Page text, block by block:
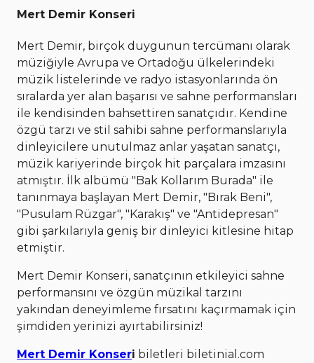
Mert Demir Konseri
Mert Demir, birçok duygunun tercümanı olarak
müziğiyle Avrupa ve Ortadoğu ülkelerindeki
müzik listelerinde ve radyo istasyonlarında ön
sıralarda yer alan başarısı ve sahne performansları
ile kendisinden bahsettiren sanatçıdır. Kendine
özgü tarzı ve stil sahibi sahne performanslarıyla
dinleyicilere unutulmaz anlar yaşatan sanatçı,
müzik kariyerinde birçok hit parçalara imzasını
atmıştır. İlk albümü "Bak Kollarım Burada" ile
tanınmaya başlayan Mert Demir, "Bırak Beni",
"Pusulam Rüzgar", "Karakış" ve "Antidepresan"
gibi şarkılarıyla geniş bir dinleyici kitlesine hitap
etmiştir.
Mert Demir Konseri, sanatçının etkileyici sahne
performansını ve özgün müzikal tarzını
yakından deneyimleme fırsatını kaçırmamak için
şimdiden yerinizi ayırtabilirsiniz!
Mert Demir Konseri biletleri biletinial.com